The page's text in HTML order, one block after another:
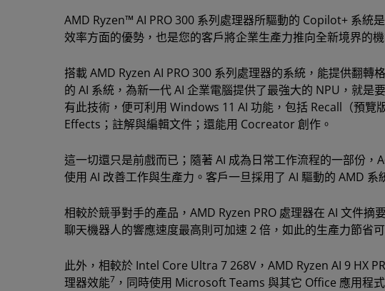
AMD Ryzen™ AI PRO 300 系列處理器所驅動的 Copilot+ 系統
效率方面的優勢，也是您的客戶將企業生產力推向全新境界的機
搭載 AMD Ryzen AI PRO 300 系列處理器的系統，能提供翻轉
的 AI 系統，為新一代 AI 企業電腦提供了最強大的 NPU，就是
有此技術，便可利用 Windows 11 AI 功能，包括 Recall（預
Effects；註解與編輯文件；還能用 Cocreator 創作。
這一切還只是前戲而已；隨著 AI 成為日常工作流程的一部份
使用 AI 改善工作與生產力。客戶一旦採用了 AI 驅動的 AMD
相較於競爭對手的產品，AMD Ryzen PRO 處理器在 AI 文件摘
聊天機器人的響應速度最高則可加速 2 倍，如此的生產力節省
此外，相較於 Intel Core Ultra 7 268V，AMD Ryzen AI 9 HX
理器效能7 ，同時使用 Microsoft Teams 與其它 Office 應用程